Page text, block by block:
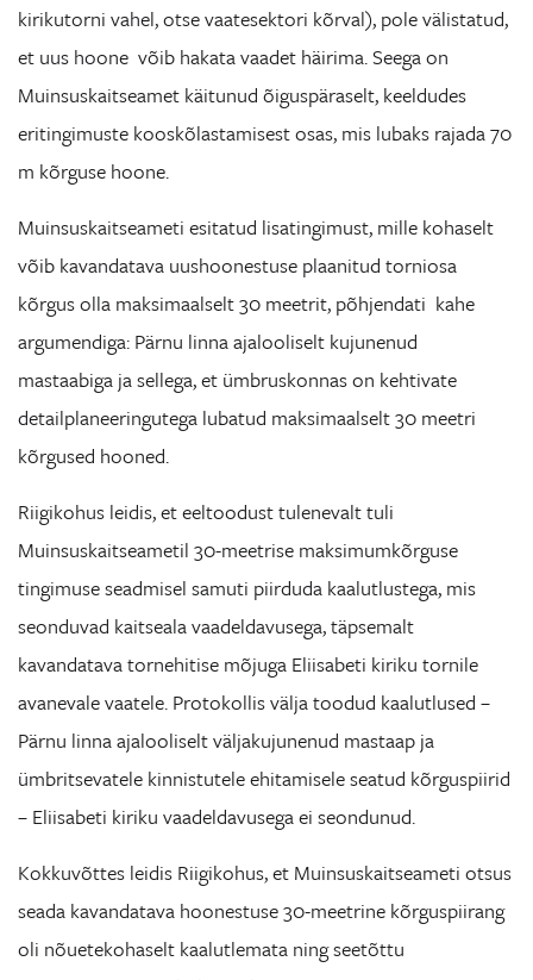
kirikutorni vahel, otse vaatesektori kõrval), pole välistatud,
et uus hoone võib hakata vaadet häirima. Seega on
Muinsuskaitseamet käitunud õiguspäraselt, keeldudes
eritingimuste kooskõlastamisest osas, mis lubaks rajada 70
m kõrguse hoone.
Muinsuskaitseameti esitatud lisatingimust, mille kohaselt
võib kavandatava uushoonestuse plaanitud torniosa
kõrgus olla maksimaalselt 30 meetrit, põhjendati kahe
argumendiga: Pärnu linna ajalooliselt kujunenud
mastaabiga ja sellega, et ümbruskonnas on kehtivate
detailplaneeringutega lubatud maksimaalselt 30 meetri
kõrgused hooned.
Riigikohus leidis, et eeltoodust tulenevalt tuli
Muinsuskaitseametil 30-meetrise maksimumkõrguse
tingimuse seadmisel samuti piirduda kaalutlustega, mis
seonduvad kaitseala vaadeldavusega, täpsemalt
kavandatava tornehitise mõjuga Eliisabeti kiriku tornile
avanevale vaatele. Protokollis välja toodud kaalutlused –
Pärnu linna ajalooliselt väljakujunenud mastaap ja
ümbritsevatele kinnistutele ehitamisele seatud kõrguspiirid
– Eliisabeti kiriku vaadeldavusega ei seondunud.
Kokkuvõttes leidis Riigikohus, et Muinsuskaitseameti otsus
seada kavandatava hoonestuse 30-meetrine kõrguspiirang
oli nõuetekohaselt kaalutlemata ning seetõttu